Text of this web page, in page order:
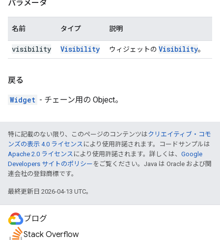
パラメータ
名前 タイプ 説明
visibility Visibility ウィジェットの Visibility。
戻る
Widget - チェーン用の Object。
特に記載のない限り、このページのコンテンツはクリエイティブ・コモ
ンズの表示 4.0 ライセンス により使用許諾されます。コードサンプルは
Apache 2.0 ライセンス により使用許諾されます。詳しくは、 Google
Developers サイトのポリシー をご覧ください。Java は Oracle および関
連会社の登録商標です。
最終更新日 2026-04-13 UTC。
ブログ
Stack Overflow